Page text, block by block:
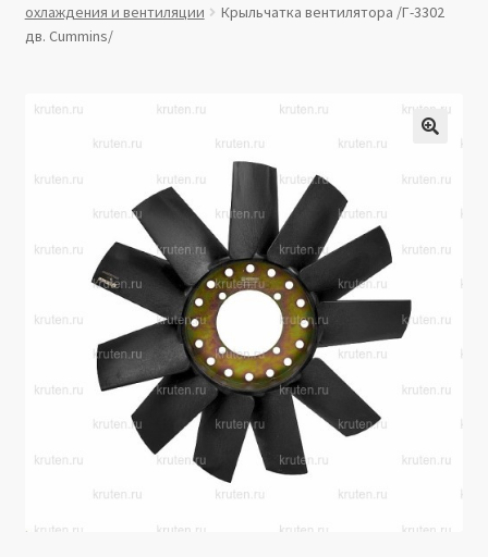
Витрина
Производители
Юридические данные
охлаждения и вентиляции
Крыльчатка вентилятора /Г-3302
дв. Cummins/